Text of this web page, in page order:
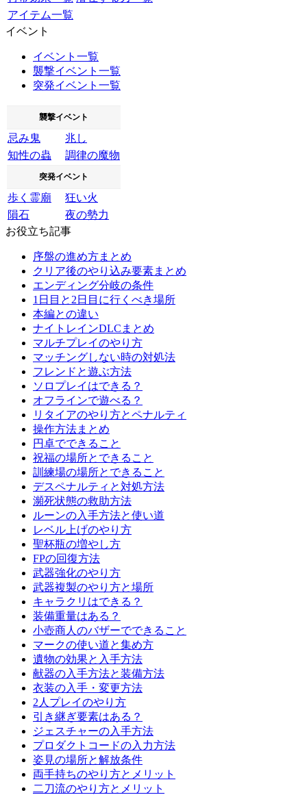
アイテム一覧
イベント
イベント一覧
襲撃イベント一覧
突発イベント一覧
襲撃イベント
忌み鬼
兆し
知性の蟲
調律の魔物
突発イベント
歩く霊廟
狂い火
隕石
夜の勢力
お役立ち記事
序盤の進め方まとめ
クリア後のやり込み要素まとめ
エンディング分岐の条件
1日目と2日目に行くべき場所
本編との違い
ナイトレインDLCまとめ
マルチプレイのやり方
マッチングしない時の対処法
フレンドと遊ぶ方法
ソロプレイはできる？
オフラインで遊べる？
リタイアのやり方とペナルティ
操作方法まとめ
円卓でできること
祝福の場所とできること
訓練場の場所とできること
デスペナルティと対処方法
瀕死状態の救助方法
ルーンの入手方法と使い道
レベル上げのやり方
聖杯瓶の増やし方
FPの回復方法
武器強化のやり方
武器複製のやり方と場所
キャラクリはできる？
装備重量はある？
小壺商人のバザーでできること
マークの使い道と集め方
遺物の効果と入手方法
献器の入手方法と装備方法
衣装の入手・変更方法
2人プレイのやり方
引き継ぎ要素はある？
ジェスチャーの入手方法
プロダクトコードの入力方法
姿見の場所と解放条件
両手持ちのやり方とメリット
二刀流のやり方とメリット